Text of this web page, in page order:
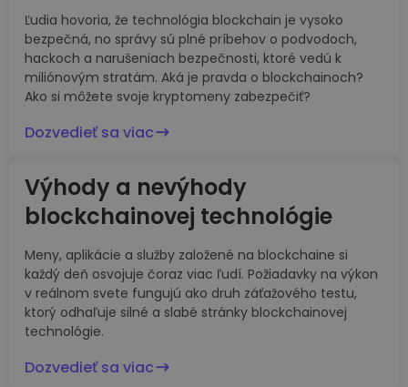
Ľudia hovoria, že technológia blockchain je vysoko
bezpečná, no správy sú plné príbehov o podvodoch,
hackoch a narušeniach bezpečnosti, ktoré vedú k
miliónovým stratám. Aká je pravda o blockchainoch?
Ako si môžete svoje kryptomeny zabezpečiť?
Dozvedieť sa viac
Výhody a nevýhody
blockchainovej technológie
Meny, aplikácie a služby založené na blockchaine si
každý deň osvojuje čoraz viac ľudí. Požiadavky na výkon
v reálnom svete fungujú ako druh záťažového testu,
ktorý odhaľuje silné a slabé stránky blockchainovej
technológie.
Dozvedieť sa viac